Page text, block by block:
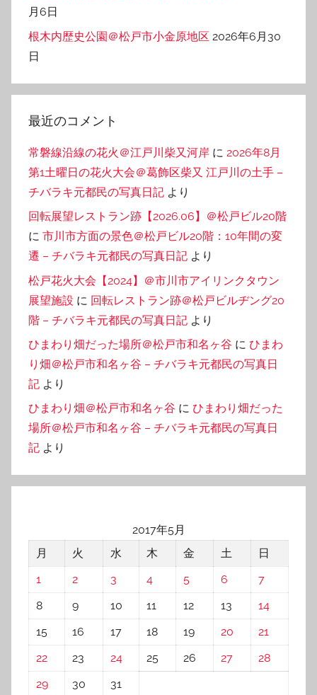
月6日
根木内歴史公園＠松戸市小金原地区 2026年6月30
日
最近のコメント
常磐線沿線の花火＠江戸川柴又河岸 に 2026年8月
第1土曜日の花火大会＠葛飾区柴又 江戸川の土手 –
チバラキ元都民の写真日記 より
回転展望レストラン跡【2026.06】＠松戸ビル20階
に 市川市方面の景色＠松戸ビル20階：10年間の変
遷 – チバラキ元都民の写真日記 より
松戸花火大会【2024】＠市川市アイリンクタウン
展望施設 に 回転レストラン跡＠松戸ビルヂング20
階 – チバラキ元都民の写真日記 より
ひまわり畑だった場所＠松戸市和名ヶ谷 に ひまわ
り畑＠松戸市和名ヶ谷 – チバラキ元都民の写真日
記 より
ひまわり畑＠松戸市和名ヶ谷 に ひまわり畑だった
場所＠松戸市和名ヶ谷 – チバラキ元都民の写真日
記 より
2017年5月
月
火 水 木 金 土
日
1
2 3 4 5 6
7
8
9 10 11 12 13
14
15
16 17 18 19 20
21
22
23 24 25 26 27
28
29
30 31